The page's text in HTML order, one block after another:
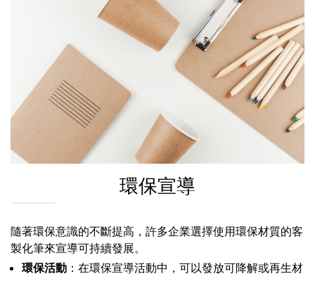
環保宣導
隨著環保意識的不斷提高，許多企業選擇使用環保材質的客
製化筆來宣導可持續發展。
環保活動 ：在環保宣導活動中，可以發放可降解或再生材